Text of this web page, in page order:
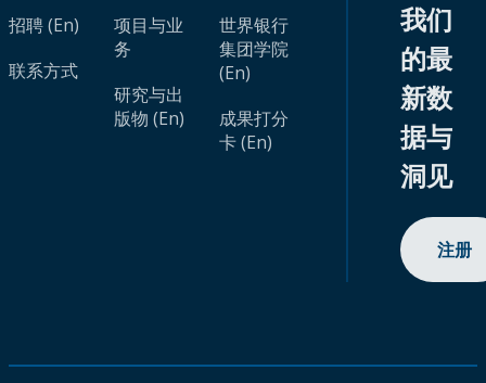
招聘 (En)
联系方式
项目与业
务
研究与出
版物 (En)
世界银行
集团学院
(En)
成果打分
卡 (En)
我们
的最
新数
据与
洞见
注册